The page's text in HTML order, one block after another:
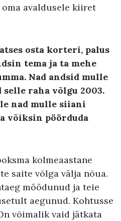
avaldusele kiiret
osta korteri, palus
tema ja ta mehe
Nad andsid mulle
raha võlgu 2003.
nad mulle siiani
võiksin pöörduda
kolmeaastane
saite võlga välja nõua.
möödunud ja teie
aegunud. Kohtusse
võimalik vaid jätkata